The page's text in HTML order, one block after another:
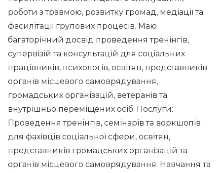
роботи з травмою, розвитку громад, медіації та
фасилітації групових процесів. Маю
багаторічний досвід проведення тренінгів,
супервізій та консультацій для соціальних
працівників, психологів, освітян, представників
органів місцевого самоврядування,
громадських організацій, ветеранів та
внутрішньо переміщених осіб. Послуги:
Проведення тренінгів, семінарів та воркшопів
для фахівців соціальної сфери, освітян,
представників громадських організацій та
органів місцевого самоврядування. Навчання та